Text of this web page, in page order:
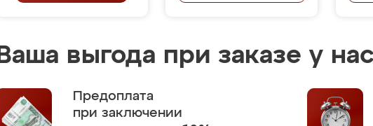
Ваша выгода при заказе у нас
Предоплата
при заключении